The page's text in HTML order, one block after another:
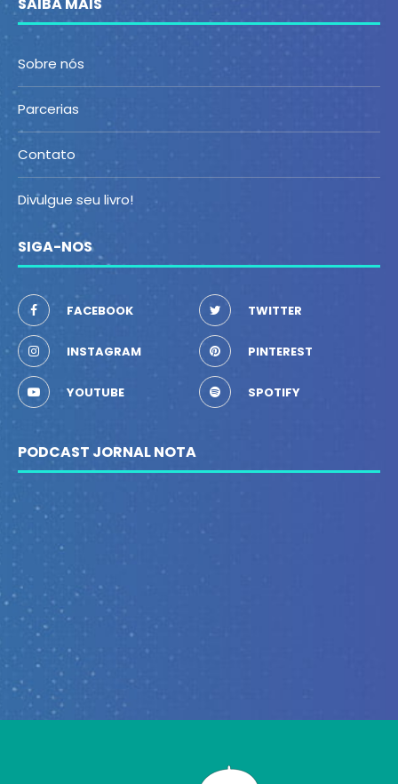
Sobre nós
Parcerias
Contato
Divulgue seu livro!
SIGA-NOS
FACEBOOK TWITTER
INSTAGRAM PINTEREST
YOUTUBE SPOTIFY
PODCAST JORNAL NOTA